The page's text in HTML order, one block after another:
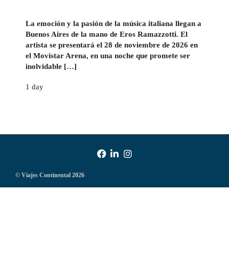
La emoción y la pasión de la música italiana llegan a
Buenos Aires de la mano de Eros Ramazzotti. El
artista se presentará el 28 de noviembre de 2026 en
el Movistar Arena, en una noche que promete ser
inolvidable […]
1 day
© Viajes Continental 2026